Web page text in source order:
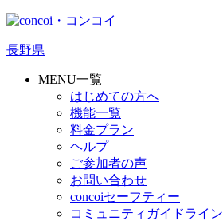
長野県
MENU一覧
はじめての方へ
機能一覧
料金プラン
ヘルプ
ご参加者の声
お問い合わせ
concoiセーフティー
コミュニティガイドライン